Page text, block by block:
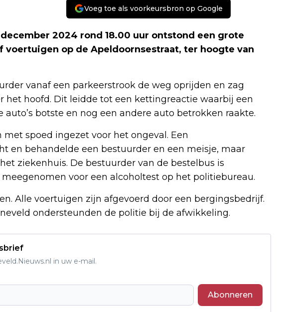
Voeg toe als voorkeursbron op Google
december 2024 rond 18.00 uur ontstond een grote
voertuigen op de Apeldoornsestraat, ter hoogte van
vanaf een parkeerstrook de weg oprijden en zag
het hoofd. Dit leidde tot een kettingreactie waarbij een
botste en nog een andere auto betrokken raakte.
spoed ingezet voor het ongeval. Een
en behandelde een bestuurder en een meisje, maar
ziekenhuis. De bestuurder van de bestelbus is
voor een alcoholtest op het politiebureau.
Alle voertuigen zijn afgevoerd door een bergingsbedrijf.
ondersteunden de politie bij de afwikkeling.
in uw e-mail.
Abonneren